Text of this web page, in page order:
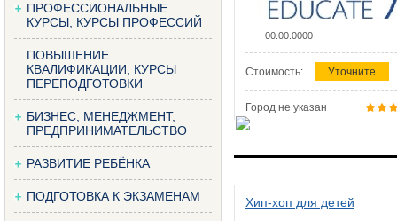
ПРОФЕССИОНАЛЬНЫЕ
КУРСЫ, КУРСЫ ПРОФЕССИЙ
ПОВЫШЕНИЕ
КВАЛИФИКАЦИИ, КУРСЫ
ПЕРЕПОДГОТОВКИ
БИЗНЕС, МЕНЕДЖМЕНТ,
ПРЕДПРИНИМАТЕЛЬСТВО
РАЗВИТИЕ РЕБЁНКА
ПОДГОТОВКА К ЭКЗАМЕНАМ
00.00.0000
Стоимость: Уточните
Город не указан
Хип-хоп для детей